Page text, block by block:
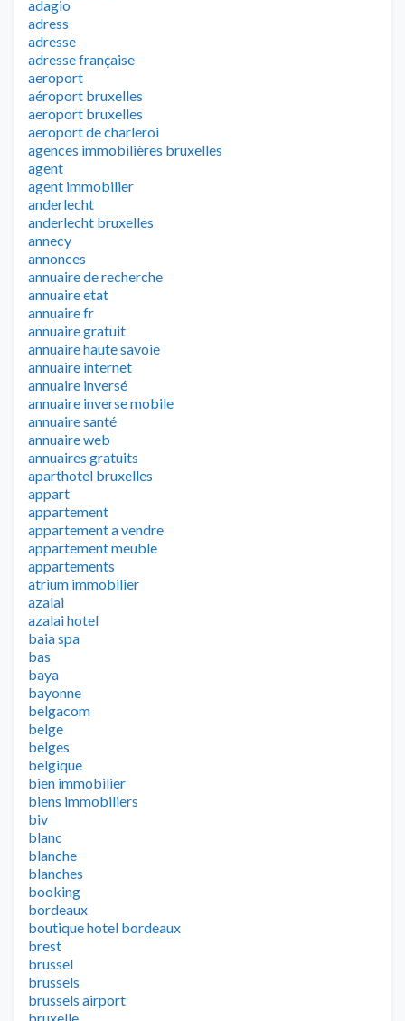
adagio
adress
adresse
adresse française
aeroport
aéroport bruxelles
aeroport bruxelles
aeroport de charleroi
agences immobilières bruxelles
agent
agent immobilier
anderlecht
anderlecht bruxelles
annecy
annonces
annuaire de recherche
annuaire etat
annuaire fr
annuaire gratuit
annuaire haute savoie
annuaire internet
annuaire inversé
annuaire inverse mobile
annuaire santé
annuaire web
annuaires gratuits
aparthotel bruxelles
appart
appartement
appartement a vendre
appartement meuble
appartements
atrium immobilier
azalai
azalai hotel
baia spa
bas
baya
bayonne
belgacom
belge
belges
belgique
bien immobilier
biens immobiliers
biv
blanc
blanche
blanches
booking
bordeaux
boutique hotel bordeaux
brest
brussel
brussels
brussels airport